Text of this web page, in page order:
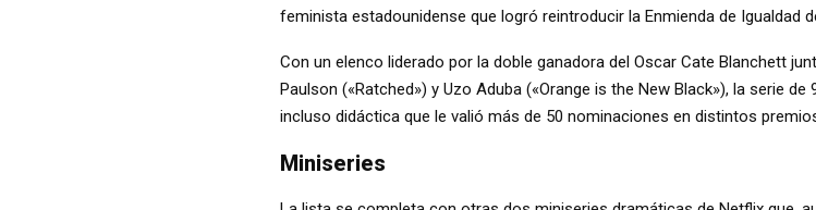
feminista estadounidense que logró reintroducir la Enmienda de Igualdad
Con un elenco liderado por la doble ganadora del Oscar Cate Blanchett
Paulson («Ratched») y Uzo Aduba («Orange is the New Black»), la serie
incluso didáctica que le valió más de 50 nominaciones en distintos
Miniseries